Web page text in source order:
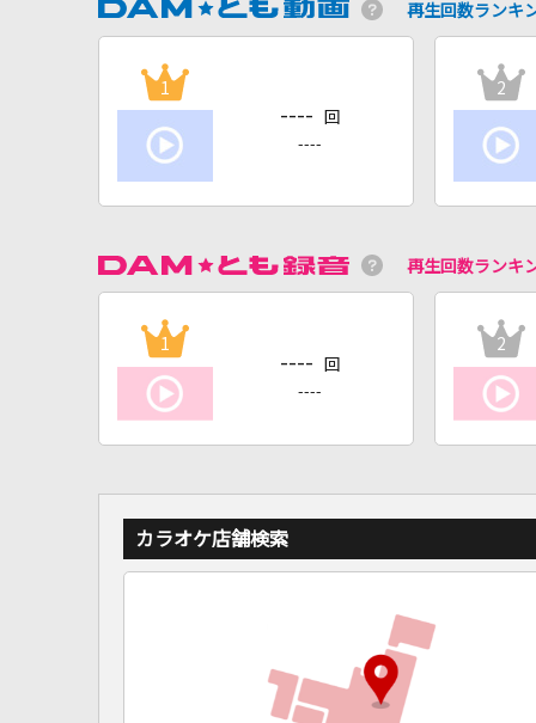
再生回数ランキ
1
---- 回
----
2
再生回数ランキ
1
---- 回
----
2
カラオケ店舗検索